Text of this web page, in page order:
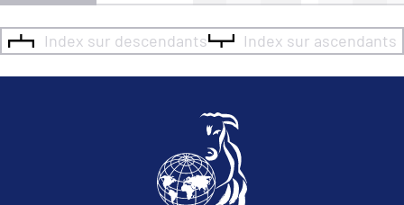
Index sur descendants Index sur ascendants